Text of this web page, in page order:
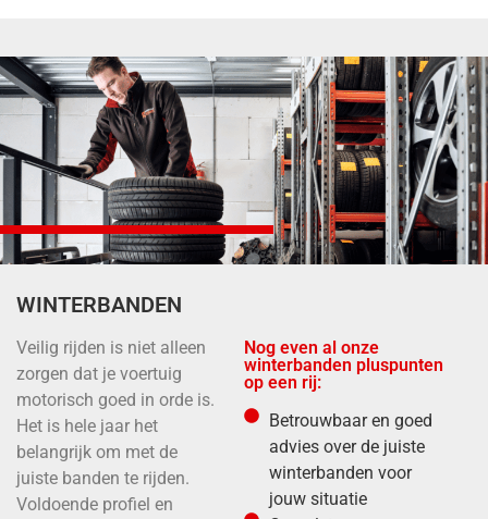
WINTERBANDEN
Veilig rijden is niet alleen
zorgen dat je voertuig
motorisch goed in orde is.
Het is hele jaar het
belangrijk om met de
juiste banden te rijden.
Voldoende profiel en
Nog even al onze
winterbanden pluspunten
op een rij:
Betrouwbaar en goed
advies over de juiste
winterbanden voor
jouw situatie